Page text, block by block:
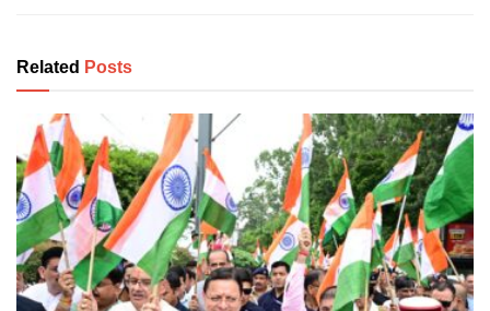
Related Posts